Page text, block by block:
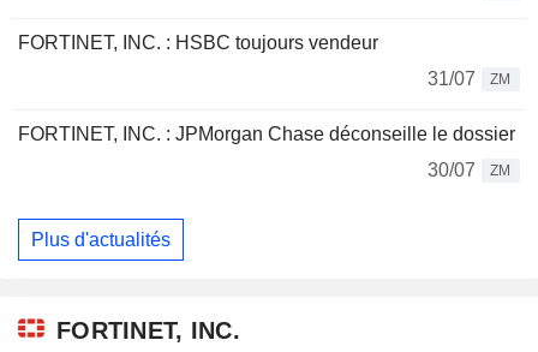
FORTINET, INC. : HSBC toujours vendeur
31/07
ZM
FORTINET, INC. : JPMorgan Chase déconseille le dossier
30/07
ZM
Plus d'actualités
FORTINET, INC.